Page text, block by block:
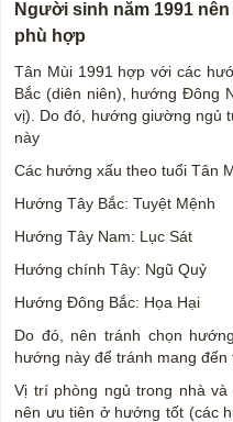
Người sinh năm 1991
phù hợp
Tân Mùi 1991 hợp với các
Bắc (diên niên), hướng Đông
vị). Do đó, hướng giường ngủ
này
Các hướng xấu theo tuổi Tân
Hướng Tây Bắc: Tuyệt Mệnh
Hướng Tây Nam: Lục Sát
Hướng chính Tây: Ngũ Quỷ
Hướng Đông Bắc: Họa Hại
Do đó, nên tránh chọn
hướng này để tránh mang đến
Vị trí phòng ngủ trong nhà
nên ưu tiên ở hướng tốt (các